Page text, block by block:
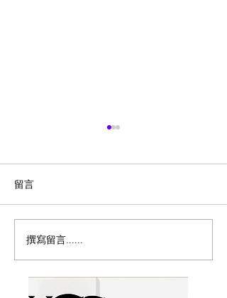
突发：加拿大宣布暂停父
母移民计画！
留言
撰寫留言......